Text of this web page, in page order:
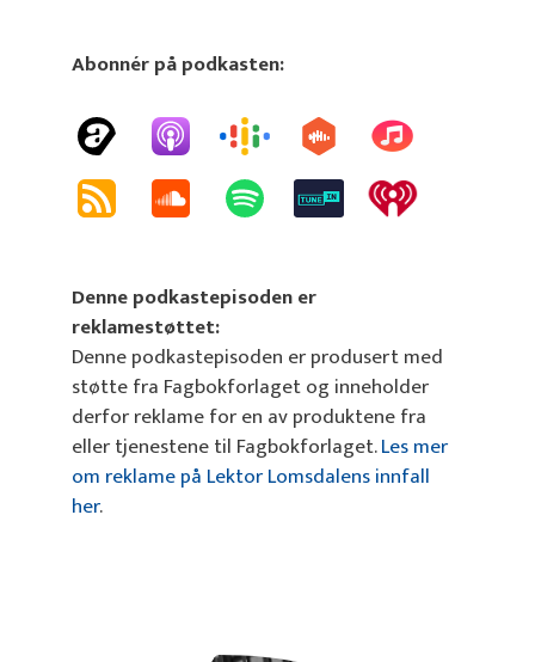
Abonnér på podkasten:
Denne podkastepisoden er
reklamestøttet:
Denne podkastepisoden er produsert med
støtte fra Fagbokforlaget og inneholder
derfor reklame for en av produktene fra
eller tjenestene til Fagbokforlaget.Les mer
om reklame på Lektor Lomsdalens innfall
her.